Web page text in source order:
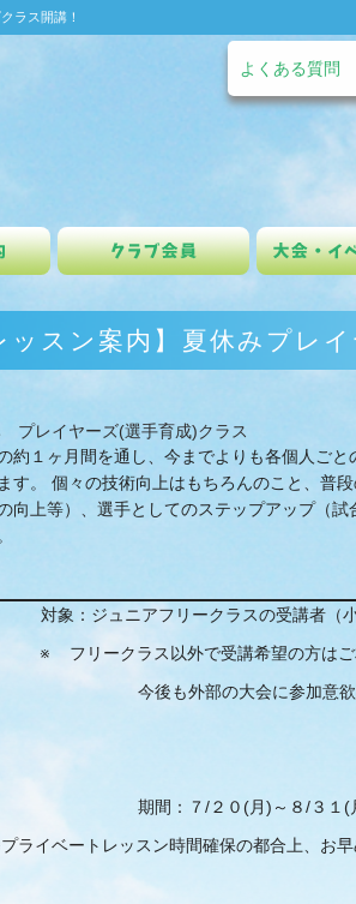
ラス開講！
よくある質問
大会・イベント情報 クラブ
ッスン案内】夏休みプレ
レイヤーズ(選手育成)クラス
約１ヶ月間を通し、今までよりも各個人ご
す。 個々の技術向上はもちろんのこと、普
向上等）、選手としてのステップアップ（
対象：ジュニアフリークラスの受講者（
※ フリークラス以外で受講希望の方はご
今後も外部の大会に参加意欲
期間：７/２０(月)～８/３１(
ライベートレッスン時間確保の都合上、お早